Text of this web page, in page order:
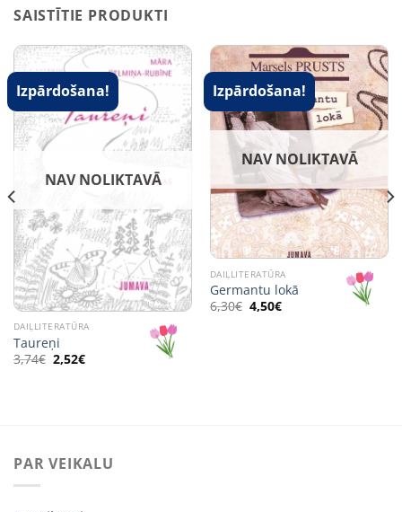
SAISTĪTIE PRODUKTI
Izpārdošana!
NAV NOLIKTAVĀ
DAIĻLITERATŪRA
Taureņi
3,74€ Original
price
2,52€Current
price
Izpārdošana!
NAV NOLIKTAVĀ
DAIĻLITERATŪRA
Germantu lokā
6,30€ Original
price
4,50€Current
PAR VEIKALU